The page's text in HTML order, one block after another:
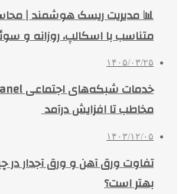
📊 مدیریت ریسک هوشمند |
متناسب با اسکالپ، روزانه و
۱۴۰۵/۰۳/۲۵
مخاطب تا افزایش درآمد
۱۴۰۳/۱۲/۰۵
تفاوت ورق آهن و ورق آجدار در
بهتر است؟